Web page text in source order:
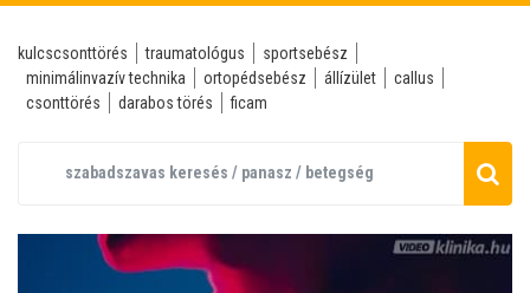
kulcscsonttörés traumatológus
sportsebész
minimálinvazív technika
ortopédsebész állízület
callus
csonttörés
darabos törés ficam